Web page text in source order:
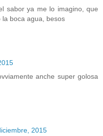
sabor ya me lo imagino, que
boca agua, besos
anche super golosa
2015